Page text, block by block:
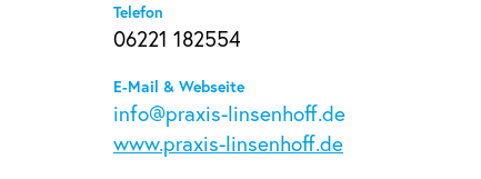
Telefon
06221 182554
E-Mail & Webseite
info@praxis-linsenhoff.de
www.praxis-linsenhoff.de